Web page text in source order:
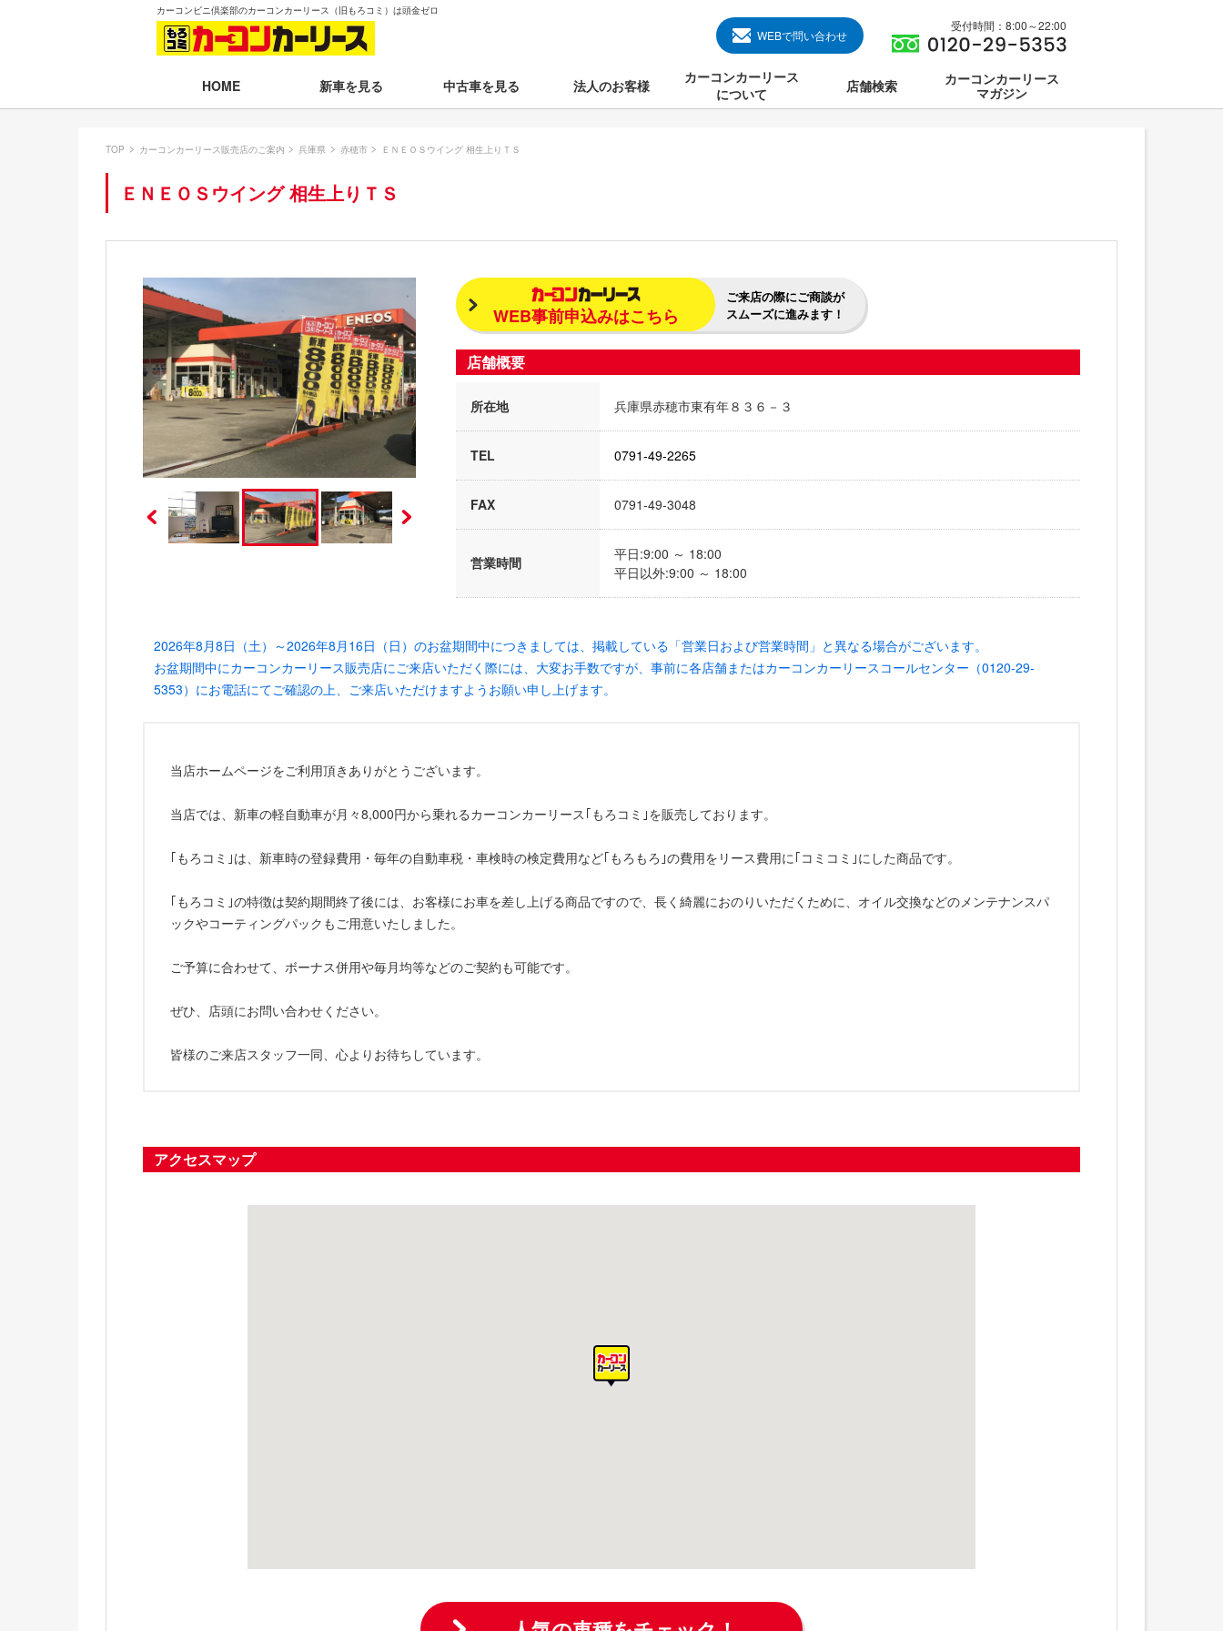
カーコンビニ倶楽部のカーコンカーリース（旧もろコミ）は頭金ゼロ
WEBで問い合わせ
受付時間：8:00～22:00
HOME 新車を見る
月々35,001～40,000円のクルマを見る
月々40,001～50,000円のクルマを見る
月々50,001円以上のクルマを見る
新車一覧から選ぶ
即納車（最短14日で納車）
残価設定プラン
電気自動車（EV）
福祉車両
ミニカー
中古車を見る 法人のお客様
カーコンカーリース
について
オプションについて
よくある質問
店舗検索
カーコンカーリース
マガジン
TOP カーコンカーリース販売店のご案内 兵庫県 赤穂市 ＥＮＥＯＳウイング 相生上りＴＳ
ＥＮＥＯＳウイング 相生上りＴＳ
WEB事前申込みはこちら
ご来店の際にご商談が
スムーズに進みます！
店舗概要
所在地 兵庫県赤穂市東有年８３６－３
TEL 0791-49-2265
FAX 0791-49-3048
営業時間
平日:9:00 ～ 18:00
平日以外:9:00 ～ 18:00
2026年8月8日（土）～2026年8月16日（日）のお盆期間中につきましては、掲載している「営業日および営業時間」と異なる場合がございます。
お盆期間中にカーコンカーリース販売店にご来店いただく際には、大変お手数ですが、事前に各店舗またはカーコンカーリースコールセンター（0120-29-
5353）にお電話にてご確認の上、ご来店いただけますようお願い申し上げます。
当店ホームページをご利用頂きありがとうございます。
当店では、新車の軽自動車が月々8,000円から乗れるカーコンカーリース｢もろコミ｣を販売しております。
｢もろコミ｣は、新車時の登録費用・毎年の自動車税・車検時の検定費用など｢もろもろ｣の費用をリース費用に｢コミコミ｣にした商品です。
｢もろコミ｣の特徴は契約期間終了後には、お客様にお車を差し上げる商品ですので、長く綺麗におのりいただくために、オイル交換などのメンテナンスパ
ックやコーティングパックもご用意いたしました。
ご予算に合わせて、ボーナス併用や毎月均等などのご契約も可能です。
ぜひ、店頭にお問い合わせください。
皆様のご来店スタッフ一同、心よりお待ちしています。
アクセスマップ